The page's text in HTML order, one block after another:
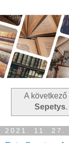
A
Sepetys.
2021. 11. 27.